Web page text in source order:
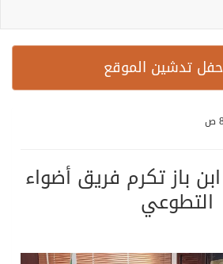
تدشين الموقع
باز تكرم فريق أضواء
التطوعي